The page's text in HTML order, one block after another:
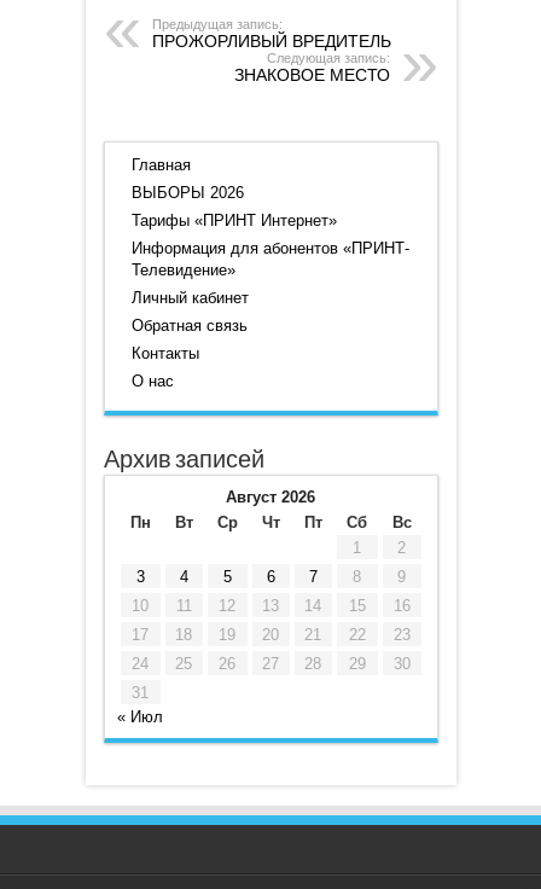
Предыдущая запись:
ПРОЖОРЛИВЫЙ ВРЕДИТЕЛЬ
Следующая запись:
ЗНАКОВОЕ МЕСТО
Главная
ВЫБОРЫ 2026
Тарифы «ПРИНТ Интернет»
Информация для абонентов «ПРИНТ-
Телевидение»
Личный кабинет
Обратная связь
Контакты
О нас
Архив записей
Август 2026
Пн
Вт Ср Чт Пт Сб
Вс
1
2
3
4 5 6 7 8
9
10
11 12 13 14 15
16
17
18 19 20 21 22
23
24
25 26 27 28 29
30
31
« Июл